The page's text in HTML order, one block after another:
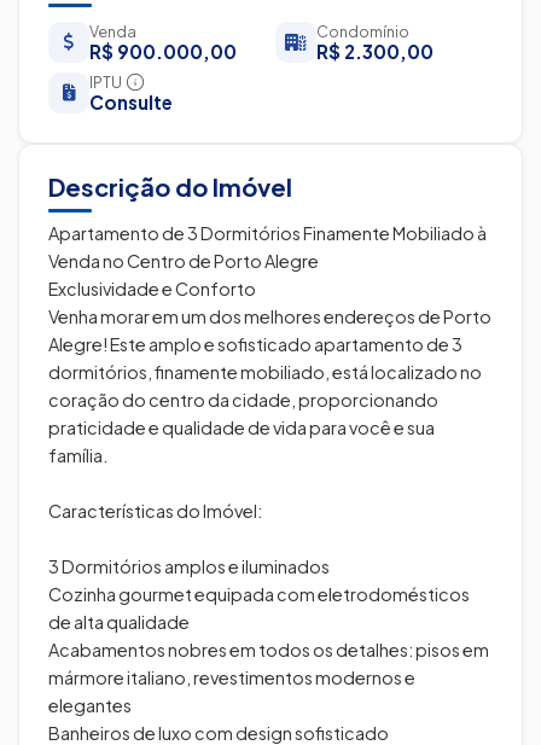
Venda
R$ 900.000,00
Condomínio
R$ 2.300,00
IPTU
Consulte
Descrição do Imóvel
Apartamento de 3 Dormitórios Finamente Mobiliado à
Venda no Centro de Porto Alegre
Exclusividade e Conforto
Venha morar em um dos melhores endereços de Porto
Alegre! Este amplo e sofisticado apartamento de 3
dormitórios, finamente mobiliado, está localizado no
coração do centro da cidade, proporcionando
praticidade e qualidade de vida para você e sua
família.
Características do Imóvel:
3 Dormitórios amplos e iluminados
Cozinha gourmet equipada com eletrodomésticos
de alta qualidade
Acabamentos nobres em todos os detalhes: pisos em
mármore italiano, revestimentos modernos e
elegantes
Banheiros de luxo com design sofisticado